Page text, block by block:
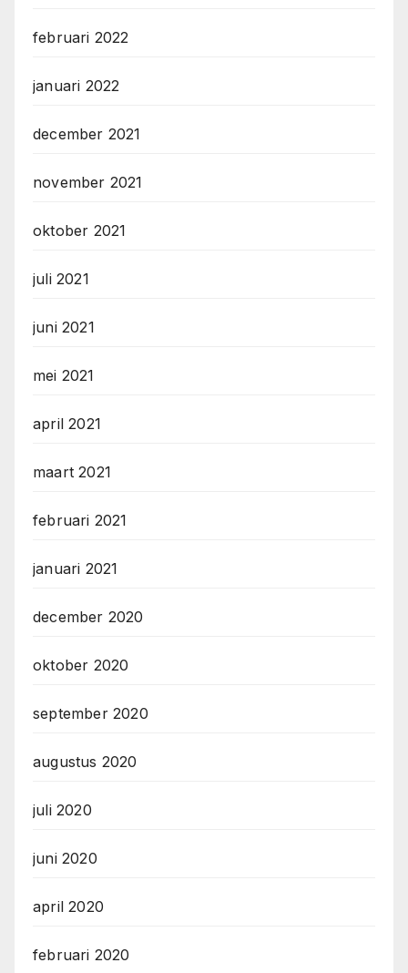
februari 2022
januari 2022
december 2021
november 2021
oktober 2021
juli 2021
juni 2021
mei 2021
april 2021
maart 2021
februari 2021
januari 2021
december 2020
oktober 2020
september 2020
augustus 2020
juli 2020
juni 2020
april 2020
februari 2020